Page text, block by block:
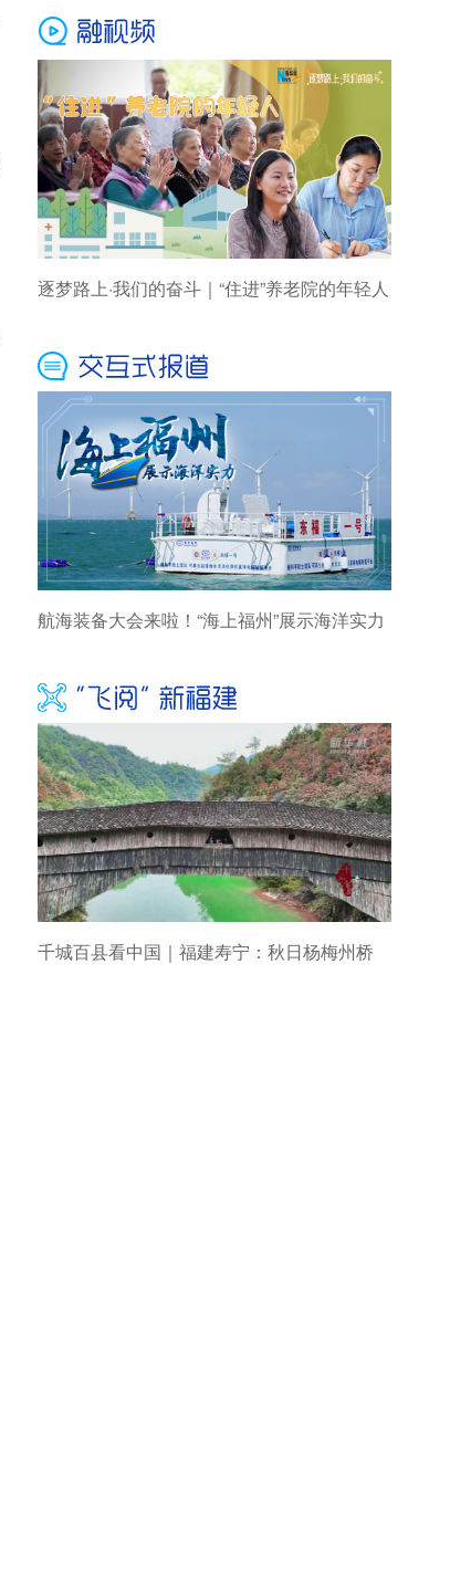
逐梦路上·我们的奋斗｜“住进”养老院的年轻人
航海装备大会来啦！“海上福州”展示海洋实力
千城百县看中国｜福建寿宁：秋日杨梅州桥